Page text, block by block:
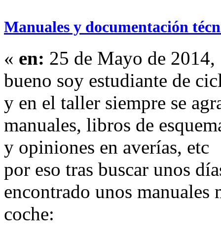
Manuales y documentación
« en: 25 de Mayo de
bueno soy estudiante de
y en el taller siempre se
manuales, libros de
y opiniones en averías, etc
por eso tras buscar unos
encontrado unos manuales
coche: